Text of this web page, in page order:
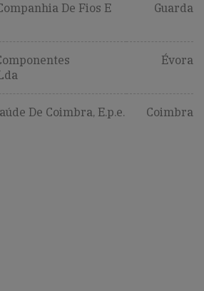
De Fios E
Guarda
Évora
De Coimbra, E.p.e. Coimbra